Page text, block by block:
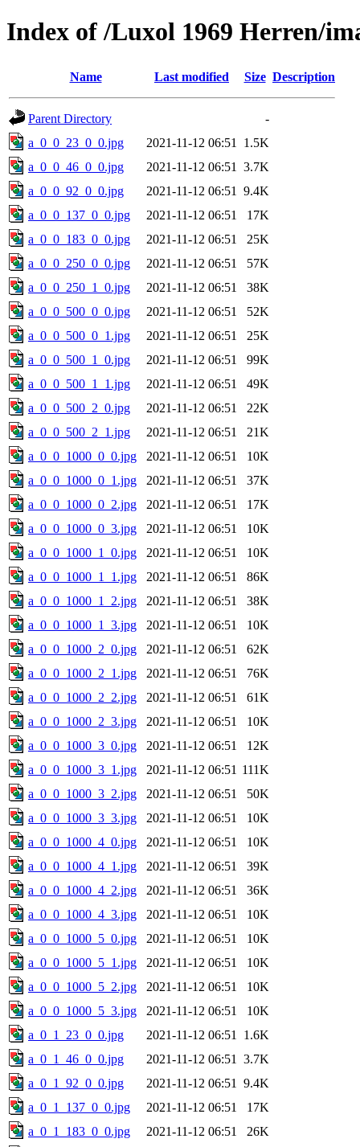
Index of /Luxol 1969 Herren/
Name Last modified Size Description
Parent Directory
-
a_0_0_23_0_0.jpg
2021-11-12 06:51
1.5K
a_0_0_46_0_0.jpg
2021-11-12 06:51
3.7K
a_0_0_92_0_0.jpg
2021-11-12 06:51
9.4K
a_0_0_137_0_0.jpg
2021-11-12 06:51
17K
a_0_0_183_0_0.jpg
2021-11-12 06:51
25K
a_0_0_250_0_0.jpg
2021-11-12 06:51
57K
a_0_0_250_1_0.jpg
2021-11-12 06:51
38K
a_0_0_500_0_0.jpg
2021-11-12 06:51
52K
a_0_0_500_0_1.jpg
2021-11-12 06:51
25K
a_0_0_500_1_0.jpg
2021-11-12 06:51
99K
a_0_0_500_1_1.jpg
2021-11-12 06:51
49K
a_0_0_500_2_0.jpg
2021-11-12 06:51
22K
a_0_0_500_2_1.jpg
2021-11-12 06:51
21K
a_0_0_1000_0_0.jpg
2021-11-12 06:51
10K
a_0_0_1000_0_1.jpg
2021-11-12 06:51
37K
a_0_0_1000_0_2.jpg
2021-11-12 06:51
17K
a_0_0_1000_0_3.jpg
2021-11-12 06:51
10K
a_0_0_1000_1_0.jpg
2021-11-12 06:51
10K
a_0_0_1000_1_1.jpg
2021-11-12 06:51
86K
a_0_0_1000_1_2.jpg
2021-11-12 06:51
38K
a_0_0_1000_1_3.jpg
2021-11-12 06:51
10K
a_0_0_1000_2_0.jpg
2021-11-12 06:51
62K
a_0_0_1000_2_1.jpg
2021-11-12 06:51
76K
a_0_0_1000_2_2.jpg
2021-11-12 06:51
61K
a_0_0_1000_2_3.jpg
2021-11-12 06:51
10K
a_0_0_1000_3_0.jpg
2021-11-12 06:51
12K
a_0_0_1000_3_1.jpg
2021-11-12 06:51 111K
a_0_0_1000_3_2.jpg
2021-11-12 06:51
50K
a_0_0_1000_3_3.jpg
2021-11-12 06:51
10K
a_0_0_1000_4_0.jpg
2021-11-12 06:51
10K
a_0_0_1000_4_1.jpg
2021-11-12 06:51
39K
a_0_0_1000_4_2.jpg
2021-11-12 06:51
36K
a_0_0_1000_4_3.jpg
2021-11-12 06:51
10K
a_0_0_1000_5_0.jpg
2021-11-12 06:51
10K
a_0_0_1000_5_1.jpg
2021-11-12 06:51
10K
a_0_0_1000_5_2.jpg
2021-11-12 06:51
10K
a_0_0_1000_5_3.jpg
2021-11-12 06:51
10K
a_0_1_23_0_0.jpg
2021-11-12 06:51
1.6K
a_0_1_46_0_0.jpg
2021-11-12 06:51
3.7K
a_0_1_92_0_0.jpg
2021-11-12 06:51
9.4K
a_0_1_137_0_0.jpg
2021-11-12 06:51
17K
a_0_1_183_0_0.jpg
2021-11-12 06:51
26K